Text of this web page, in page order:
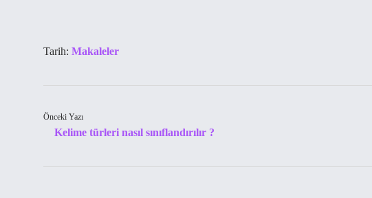
Tarih: Makaleler
Önceki Yazı
Kelime türleri nasıl sınıflandırılır ?